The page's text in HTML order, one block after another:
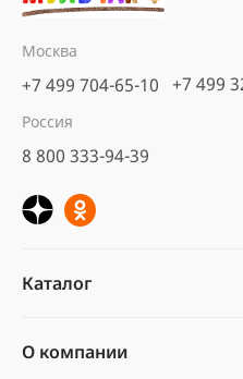
Москва
+7 499 704-65-10 +7 499
Россия
8 800 333-94-39
Каталог
О компании